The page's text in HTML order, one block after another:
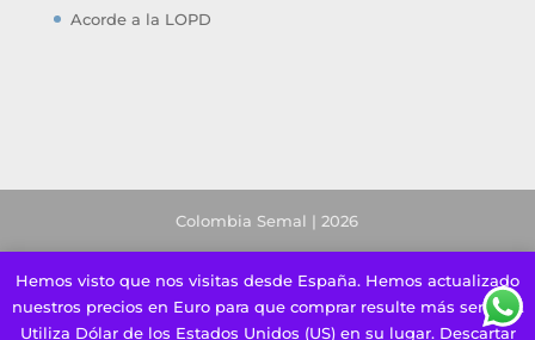
Acorde a la LOPD
Colombia Semal | 2026
Hemos visto que nos visitas desde España. Hemos actualizado
nuestros precios en Euro para que comprar resulte más sencillo.
Utiliza Dólar de los Estados Unidos (US) en su lugar. Descartar